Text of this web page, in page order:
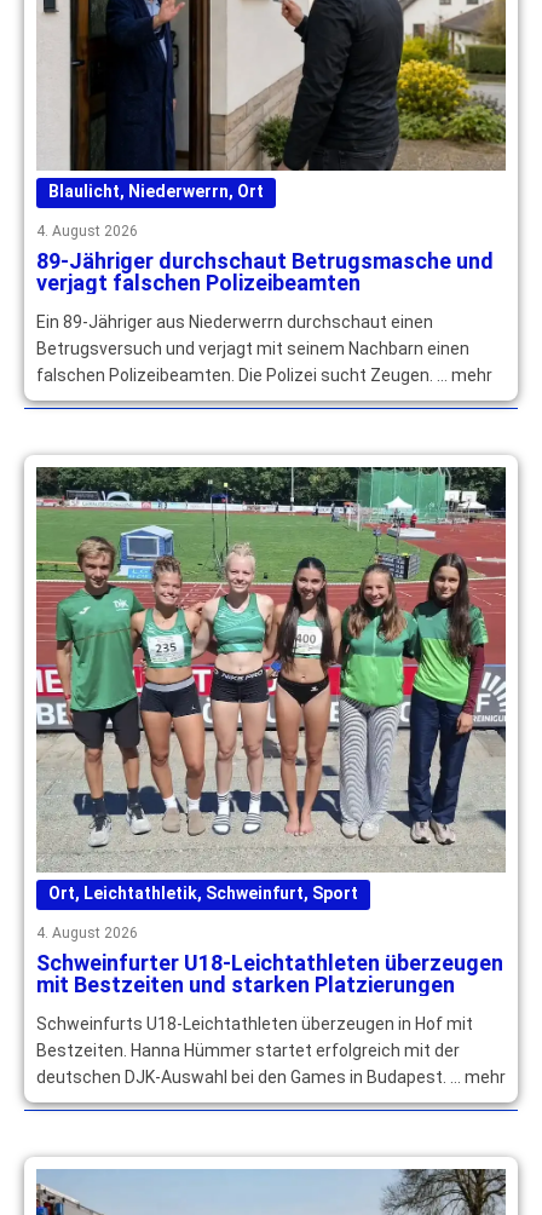
Blaulicht, Niederwerrn, Ort
4. August 2026
89-Jähriger durchschaut Betrugsmasche und
verjagt falschen Polizeibeamten
Ein 89-Jähriger aus Niederwerrn durchschaut einen
Betrugsversuch und verjagt mit seinem Nachbarn einen
falschen Polizeibeamten. Die Polizei sucht Zeugen. … mehr
Ort, Leichtathletik, Schweinfurt, Sport
4. August 2026
Schweinfurter U18-Leichtathleten überzeugen
mit Bestzeiten und starken Platzierungen
Schweinfurts U18-Leichtathleten überzeugen in Hof mit
Bestzeiten. Hanna Hümmer startet erfolgreich mit der
deutschen DJK-Auswahl bei den Games in Budapest. … mehr